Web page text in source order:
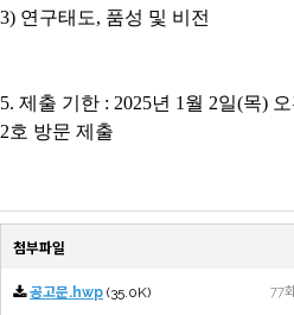
3) 연구태도, 품성 및 비전
5. 제출 기한 : 2025년 1 월 2일(목)
2호 방문 제출
첨부파일
공고문.hwp (35.0K) 77